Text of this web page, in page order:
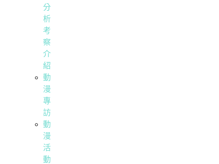
分
析
考
察
介
紹
動
漫
專
訪
動
漫
活
動